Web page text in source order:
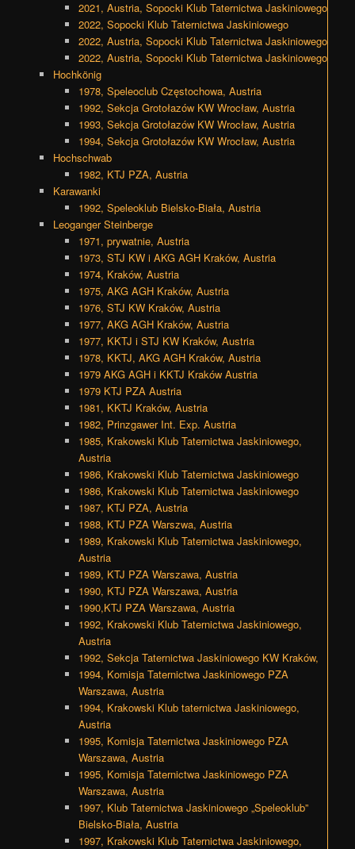
2021, Austria, Sopocki Klub Taternictwa Jaskiniowego
2022, Sopocki Klub Taternictwa Jaskiniowego
2022, Austria, Sopocki Klub Taternictwa Jaskiniowego
2022, Austria, Sopocki Klub Taternictwa Jaskiniowego
Hochkönig
1978, Speleoclub Częstochowa, Austria
1992, Sekcja Grotołazów KW Wrocław, Austria
1993, Sekcja Grotołazów KW Wrocław, Austria
1994, Sekcja Grotołazów KW Wrocław, Austria
Hochschwab
1982, KTJ PZA, Austria
Karawanki
1992, Speleoklub Bielsko-Biała, Austria
Leoganger Steinberge
1971, prywatnie, Austria
1973, STJ KW i AKG AGH Kraków, Austria
1974, Kraków, Austria
1975, AKG AGH Kraków, Austria
1976, STJ KW Kraków, Austria
1977, AKG AGH Kraków, Austria
1977, KKTJ i STJ KW Kraków, Austria
1978, KKTJ, AKG AGH Kraków, Austria
1979 AKG AGH i KKTJ Kraków Austria
1979 KTJ PZA Austria
1981, KKTJ Kraków, Austria
1982, Prinzgawer Int. Exp. Austria
1985, Krakowski Klub Taternictwa Jaskiniowego,
Austria
1986, Krakowski Klub Taternictwa Jaskiniowego
1986, Krakowski Klub Taternictwa Jaskiniowego
1987, KTJ PZA, Austria
1988, KTJ PZA Warszwa, Austria
1989, Krakowski Klub Taternictwa Jaskiniowego,
Austria
1989, KTJ PZA Warszawa, Austria
1990, KTJ PZA Warszawa, Austria
1990,KTJ PZA Warszawa, Austria
1992, Krakowski Klub Taternictwa Jaskiniowego,
Austria
1992, Sekcja Taternictwa Jaskiniowego KW Kraków,
1994, Komisja Taternictwa Jaskiniowego PZA
Warszawa, Austria
1994, Krakowski Klub taternictwa Jaskiniowego,
Austria
1995, Komisja Taternictwa Jaskiniowego PZA
Warszawa, Austria
1995, Komisja Taternictwa Jaskiniowego PZA
Warszawa, Austria
1997, Klub Taternictwa Jaskiniowego „Speleoklub”
Bielsko-Biała, Austria
1997, Krakowski Klub Taternictwa Jaskiniowego,